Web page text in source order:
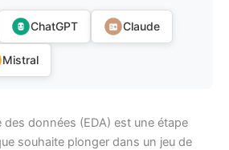
ChatGPT Claude
Mistral
des données (EDA) est une étape
souhaite plonger dans un jeu de